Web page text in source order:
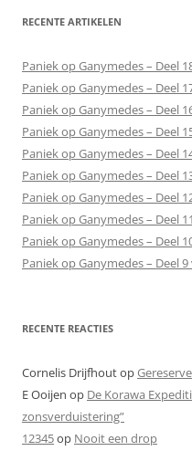
RECENTE ARTIKELEN
Paniek op Ganymedes – Deel
Paniek op Ganymedes – Deel
Paniek op Ganymedes – Deel
Paniek op Ganymedes – Deel
Paniek op Ganymedes – Deel
Paniek op Ganymedes – Deel
Paniek op Ganymedes – Deel
Paniek op Ganymedes – Deel
Paniek op Ganymedes – Deel
Paniek op Ganymedes – Deel 9
RECENTE REACTIES
Cornelis Drijfhoutop
E Ooijen op De Korawa
zonsverduistering”
12345op Nooit een drop